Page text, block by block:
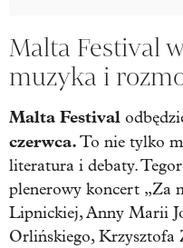
Malta Festival
muzyka i
Malta Festival
czerwca.To nie tylko
literatura i debaty.
plenerowy koncert „Za
Lipnickiej, Anny Marii
Orlińskiego, Krzysztofa